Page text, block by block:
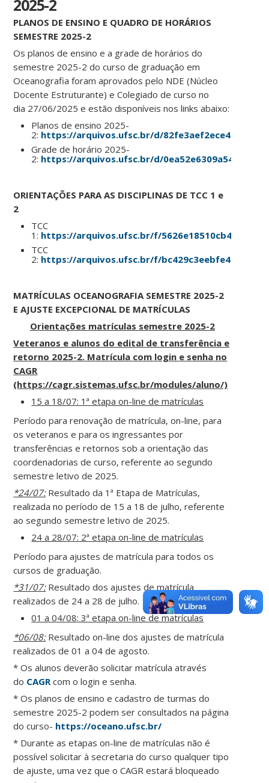
2025-2
PLANOS DE ENSINO E QUADRO DE HORÁRIOS
SEMESTRE 2025-2
Os planos de ensino e a grade de horários do
semestre 2025-2 do curso de graduação em
Oceanografia foram aprovados pelo NDE (Núcleo
Docente Estruturante) e Colegiado de curso no
dia 27/06/2025 e estão disponíveis nos links abaixo:
Planos de ensino 2025-
2: https://arquivos.ufsc.br/d/
Grade de horário 2025-
2: https://arquivos.ufsc.br/d/
ORIENTAÇÕES PARA AS DISCIPLINAS DE TCC 1 e
2
TCC
1: https://arquivos.ufsc.br/f/
TCC
2: https://arquivos.ufsc.br/f/
MATRÍCULAS OCEANOGRAFIA SEMESTRE 2025-2
E AJUSTE EXCEPCIONAL DE MATRÍCULAS
Orientações matrículas semestre 2025-2
Veteranos e alunos do edital de transferência e
retorno 2025-2. Matrícula com login e senha no
CAGR
(https://cagr.sistemas.ufsc.br/modules/aluno/)
15 a 18/07: 1ª etapa on-line de matrículas
Período para renovação de matrícula, on-line, para
os veteranos e para os ingressantes por
transferências e retornos sob a orientação das
coordenadorias de curso, referente ao segundo
semestre letivo de 2025.
*24/07:Resultado da 1ª Etapa de Matrículas,
realizada no período de 15 a 18 de julho, referente
ao segundo semestre letivo de 2025.
24 a 28/07: 2ª etapa on-line de matrículas
Período para ajustes de matrícula para todos os
cursos de graduação.
*31/07:Resultado dos ajustes de matrícula
realizados de 24 a 28 de julho.
01 a 04/08: 3ª etapa on-line de matrículas
*06/08:Resultado on-line dos ajustes de matrícula
realizados de 01 a 04 de agosto.
* Os alunos deverão solicitar matrícula através
do CAGRcom o login e senha.
* Os planos de ensino e cadastro de turmas do
semestre 2025-2 podem ser consultados na página
do curso- https://oceano.ufsc.br/
* Durante as etapas on-line de matrículas não é
possível solicitar à secretaria do curso qualquer tipo
de ajuste, uma vez que o CAGR estará bloqueado